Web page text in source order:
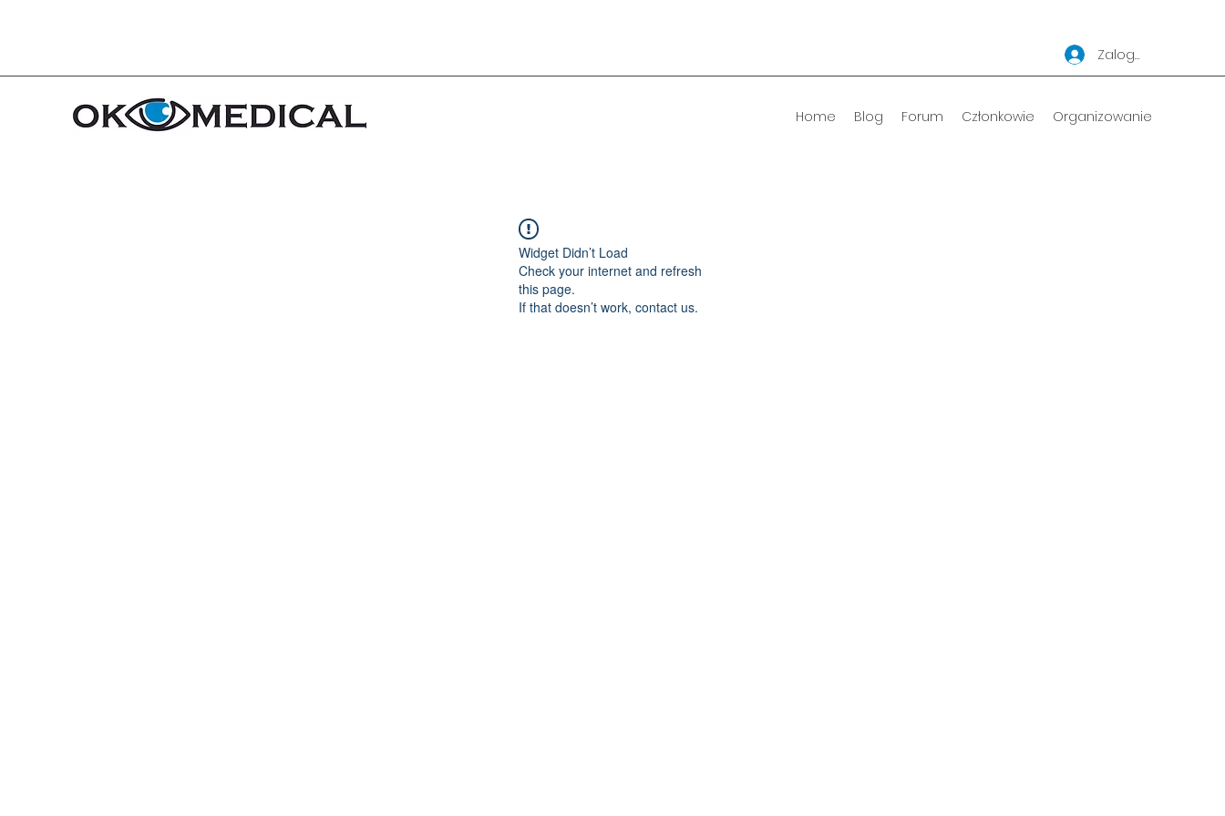
Zaloguj się
Home Blog Forum Członkowie Organizowanie
Widget Didn’t Load
Check your internet and refresh
this page.
If that doesn’t work, contact us.